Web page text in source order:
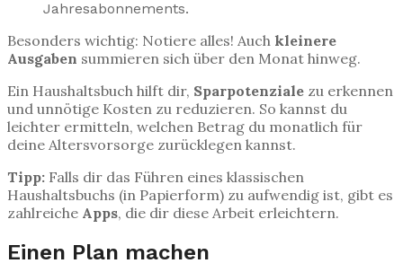
Jahresabonnements.
Besonders wichtig: Notiere alles! Auch kleinere
Ausgaben summieren sich über den Monat hinweg.
Ein Haushaltsbuch hilft dir, Sparpotenziale zu erkennen
und unnötige Kosten zu reduzieren. So kannst du
leichter ermitteln, welchen Betrag du monatlich für
deine Altersvorsorge zurücklegen kannst.
Tipp: Falls dir das Führen eines klassischen
Haushaltsbuchs (in Papierform) zu aufwendig ist, gibt es
zahlreiche Apps, die dir diese Arbeit erleichtern.
Einen Plan machen